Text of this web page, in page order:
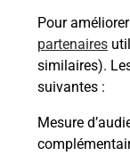
Pour
partenaires
similaires).
suivantes :
Mesure
Malin !
La
en